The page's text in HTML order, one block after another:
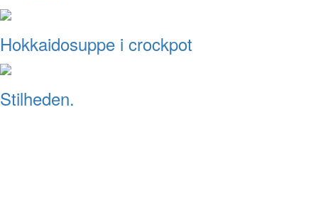
Hokkaidosuppe i crockpot
Stilheden.